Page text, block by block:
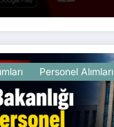
Personel Alımları